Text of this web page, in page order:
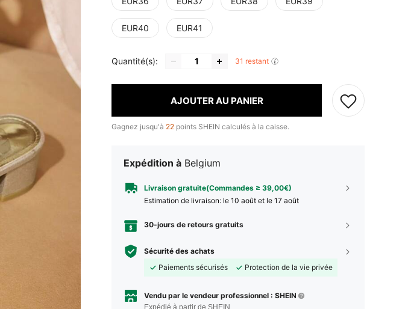
EUR40 EUR41
Quantité(s): 31 restant
AJOUTER AU PANIER
Gagnez jusqu'à 22 points SHEIN calculés à la caisse.
Expédition à Belgium
Livraison gratuite(Commandes ≥ 39,00€)
Estimation de livraison: le 10 août et le 17 août
30-jours de retours gratuits
Sécurité des achats
Paiements sécurisés
Protection de la vie privée
Vendu par le vendeur professionnel : SHEIN
Expédié à partir de SHEIN